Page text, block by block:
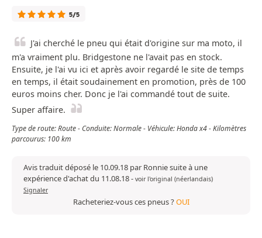
5/5
J'ai cherché le pneu qui était d'origine sur ma moto, il
m'a vraiment plu. Bridgestone ne l'avait pas en stock.
Ensuite, je l'ai vu ici et après avoir regardé le site de temps
en temps, il était soudainement en promotion, près de 100
euros moins cher. Donc je l'ai commandé tout de suite.
Super affaire.
Type de route: Route - Conduite: Normale - Véhicule: Honda x4 - Kilomètres
parcourus: 100 km
Avis traduit déposé le 10.09.18 par Ronnie suite à une
expérience d'achat du 11.08.18- voir l'original (néerlandais)
Signaler
Racheteriez-vous ces pneus ?OUI